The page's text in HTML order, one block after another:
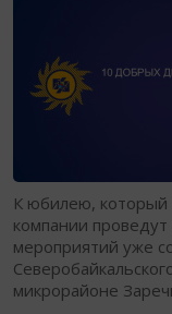
К юбилею, который
компании
мероприятий уже
микрорайоне